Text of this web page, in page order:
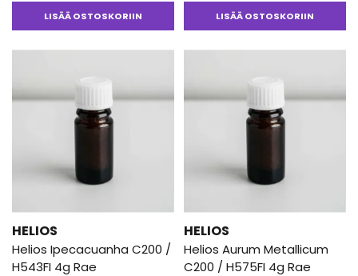
LISÄÄ OSTOSKORIIN LISÄÄ OSTOSKORIIN
HELIOS
Helios Ipecacuanha C200 /
H543FI 4g Rae
HELIOS
Helios Aurum Metallicum
C200 / H575FI 4g Rae